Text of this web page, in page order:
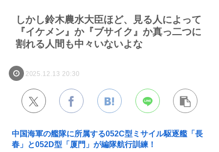
しかし鈴木農水大臣ほど、見る人によって
『イケメン』か『ブサイク』か真っ二つに
割れる人間も中々いないよな
2025.12.13 20:30
中国海軍の艦隊に所属する052C型ミサイル駆逐艦「長
春」と052D型「厦門」が編隊航行訓練！